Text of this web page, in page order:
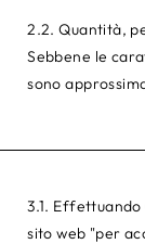
2.2. Quantità,
Sebbene le
sono
3.1.
sito web "per